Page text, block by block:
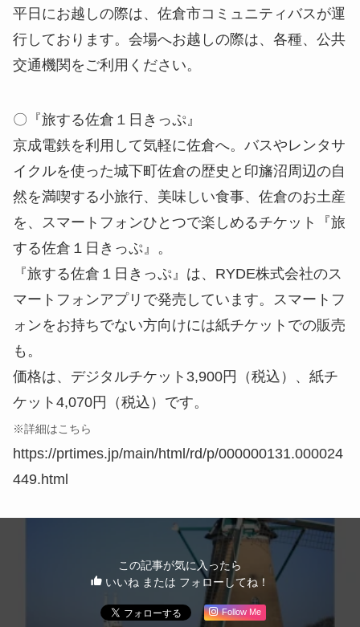
平日にお越しの際は、佐倉市コミュニティバスが運
行しております。会場へお越しの際は、各種、公共
交通機関をご利用ください。
〇『旅する佐倉１日きっぷ』
京成電鉄を利用して気軽に佐倉へ。バスやレンタサ
イクルを使った城下町佐倉の歴史と印旛沼周辺の自
然を満喫する小旅行、美味しい食事、佐倉のお土産
を、スマートフォンひとつで楽しめるチケット『旅
する佐倉１日きっぷ』。
『旅する佐倉１日きっぷ』は、RYDE株式会社のス
マートフォンアプリで発売しています。スマートフ
ォンをお持ちでない方向けには紙チケットでの販売
も。
価格は、デジタルチケット3,900円（税込）、紙チ
ケット4,070円（税込）です。
※詳細はこちら
https://prtimes.jp/main/html/rd/p/000000131.000024
449.html
この記事が気に入ったら
いいね または フォローしてね！
Follow Me